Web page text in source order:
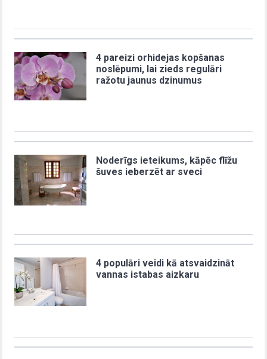
4 pareizi orhidejas kopšanas
noslēpumi, lai zieds regulāri
ražotu jaunus dzinumus
Noderīgs ieteikums, kāpēc flīžu
šuves ieberzēt ar sveci
4 populāri veidi kā atsvaidzināt
vannas istabas aizkaru